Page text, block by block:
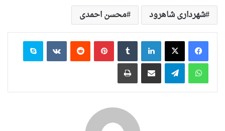
شهرداری شاهرود محسن احمدی
لینکدین ‫تامبلر ‫پین‌ترست‫رددیت ‫VKontakteاسکایپ
واتس آپ
تلگرام اشتراک گذاری از طریق ایمیل چاپ